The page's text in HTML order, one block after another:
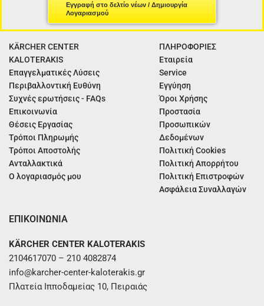
Εγγραφή στο δελτίο νέων / Δημιουργία
Λογαριασμού
KÄRCHER CENTER
KALOTERAKIS
Επαγγελματικές Λύσεις
Περιβαλλοντική Ευθύνη
Συχνές ερωτήσεις - FAQs
Επικοινωνία
Θέσεις Εργασίας
Τρόποι Πληρωμής
Τρόποι Αποστολής
Ανταλλακτικά
Ο λογαριασμός μου
ΠΛΗΡΟΦΟΡΙΕΣ
Εταιρεία
Service
Εγγύηση
Όροι Χρήσης
Προστασία
Προσωπικών
Δεδομένων
Πολιτική Cookies
Πολιτική Απορρήτου
Πολιτική Επιστροφών
Ασφάλεια Συναλλαγών
ΕΠΙΚΟΙΝΩΝΙΑ
KÄRCHER CENTER KALOTERAKIS
2104617070 – 210 4082874
info@karcher-center-kaloterakis.gr
Πλατεία Ιπποδαμείας 10, Πειραιάς